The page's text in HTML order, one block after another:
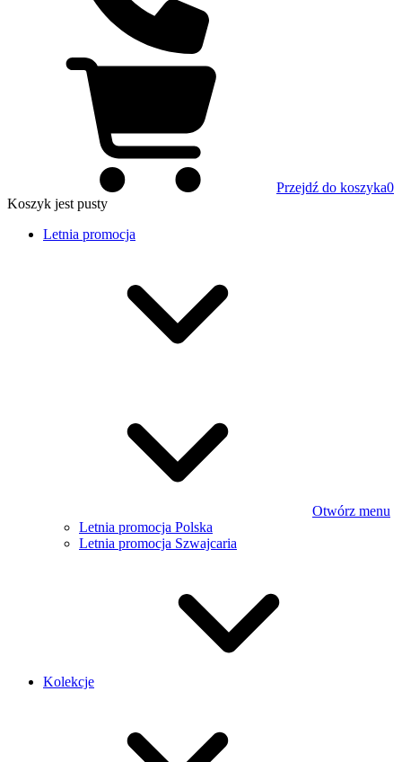
Przejdź do koszyka0
Koszyk jest pusty
Letnia promocja
Otwórz menu
Letnia promocja Polska
Letnia promocja Szwajcaria
Kolekcje